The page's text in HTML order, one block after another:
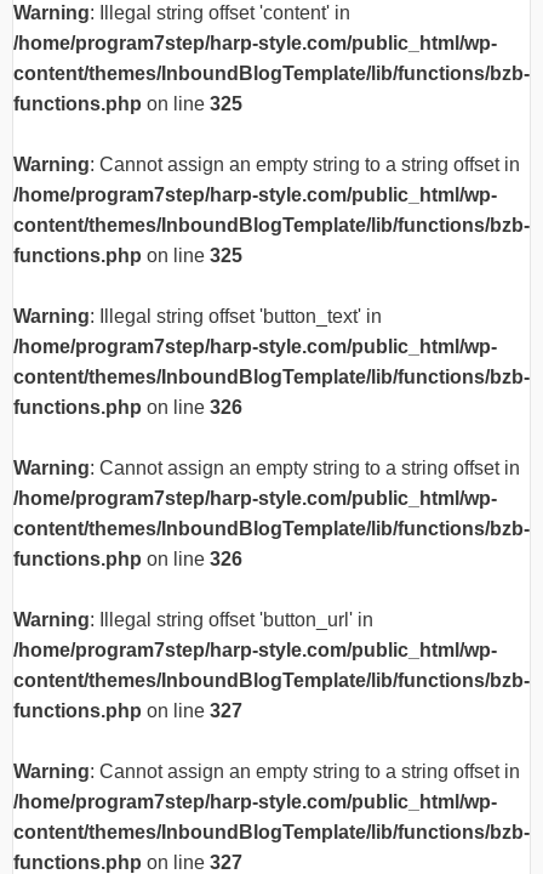
Warning: Illegal string offset 'content' in
/home/program7step/harp-style.com/public_html/wp-
content/themes/InboundBlogTemplate/lib/functions/bzb-
functions.php on line 325
Warning: Cannot assign an empty string to a string offset in
/home/program7step/harp-style.com/public_html/wp-
content/themes/InboundBlogTemplate/lib/functions/bzb-
functions.php on line 325
Warning: Illegal string offset 'button_text' in
/home/program7step/harp-style.com/public_html/wp-
content/themes/InboundBlogTemplate/lib/functions/bzb-
functions.php on line 326
Warning: Cannot assign an empty string to a string offset in
/home/program7step/harp-style.com/public_html/wp-
content/themes/InboundBlogTemplate/lib/functions/bzb-
functions.php on line 326
Warning: Illegal string offset 'button_url' in
/home/program7step/harp-style.com/public_html/wp-
content/themes/InboundBlogTemplate/lib/functions/bzb-
functions.php on line 327
Warning: Cannot assign an empty string to a string offset in
/home/program7step/harp-style.com/public_html/wp-
content/themes/InboundBlogTemplate/lib/functions/bzb-
functions.php on line 327